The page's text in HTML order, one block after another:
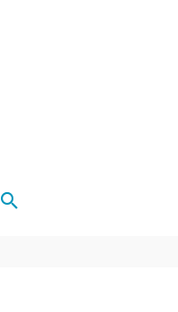
Rechercher